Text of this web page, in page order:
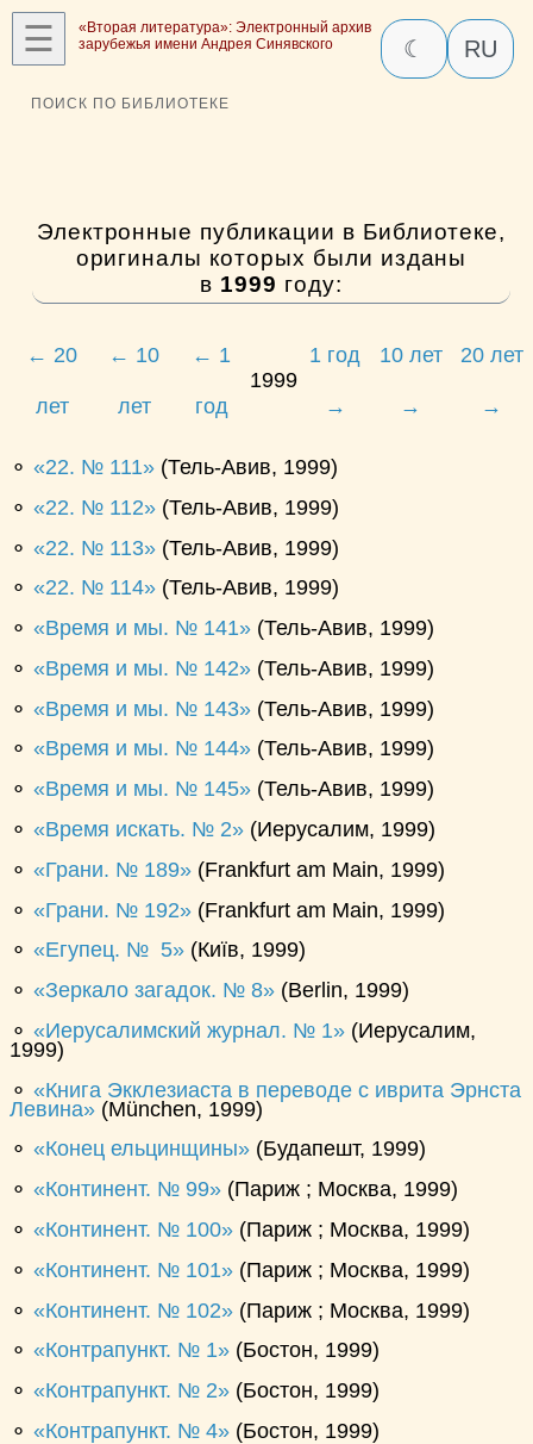
☰
«Вторая литература»: Электронный архив
зарубежья имени Андрея Синявского
☾ RU
ПОИСК ПО БИБЛИОТЕКЕ
Электронные публикации в Библиотеке,
оригиналы которых были изданы
в 1999 году:
← 20
лет
← 10
лет
← 1
год
1999
1 год
→
10 лет
→
20 лет
→
⚬ 22. № 111
(Тель-Авив, 1999)
⚬
22. № 112
(Тель-Авив, 1999)
⚬
22. № 113
(Тель-Авив, 1999)
⚬
22. № 114
(Тель-Авив, 1999)
⚬
Время и мы. № 141
(Тель-Авив, 1999)
⚬
Время и мы. № 142
(Тель-Авив, 1999)
⚬
Время и мы. № 143
(Тель-Авив, 1999)
⚬
Время и мы. № 144
(Тель-Авив, 1999)
⚬
Время и мы. № 145
(Тель-Авив, 1999)
⚬
Время искать. № 2
(Иерусалим, 1999)
⚬
Грани. № 189
(Frankfurt am Main, 1999)
⚬
Грани. № 192
(Frankfurt am Main, 1999)
⚬
Егупец. № 5
(Київ, 1999)
⚬
Зеркало загадок. № 8
(Berlin, 1999)
⚬
Иерусалимский журнал. № 1
(Иерусалим,
1999)
⚬
Книга Экклезиаста в переводе с иврита Эрнста
Левина
(München, 1999)
⚬
Конец ельцинщины
(Будапешт, 1999)
⚬
Континент. № 99
(Париж ; Москва, 1999)
⚬
Континент. № 100
(Париж ; Москва, 1999)
⚬
Континент. № 101
(Париж ; Москва, 1999)
⚬
Континент. № 102
(Париж ; Москва, 1999)
⚬
Контрапункт. № 1
(Бостон, 1999)
⚬
Контрапункт. № 2
(Бостон, 1999)
⚬
Контрапункт. № 4
(Бостон, 1999)